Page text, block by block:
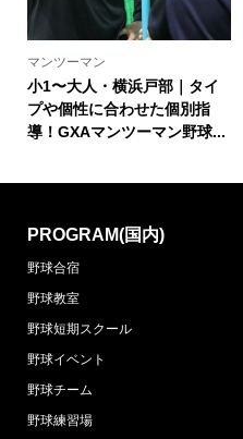
マンツーマン
小1〜大人・横浜戸部｜タイ
プや個性に合わせた個別指
導！GXAマンツーマン野球...
PROGRAM(国内)
野球合宿
野球教室
野球短期スクール
野球イベント
野球チーム
野球練習場